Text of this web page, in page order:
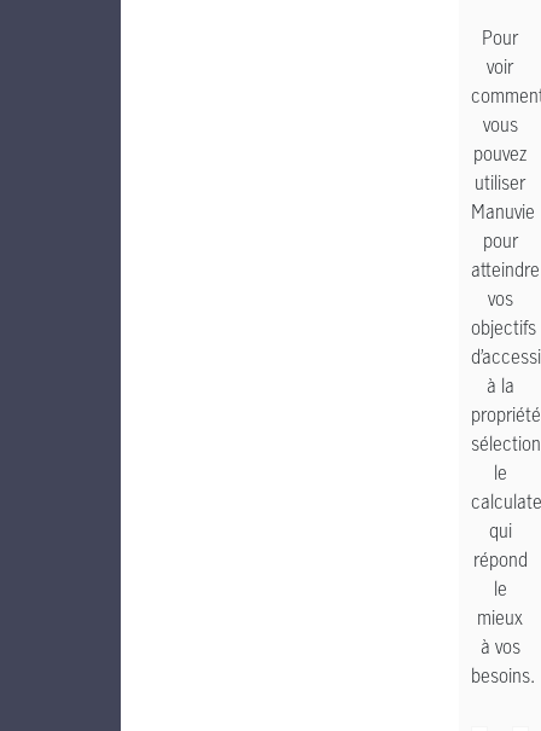
Pour
voir
vous
pouvez
utiliser
Manuvie
pour
atteindre
vos
objectifs
à la
le
qui
répond
le
mieux
à vos
besoins.